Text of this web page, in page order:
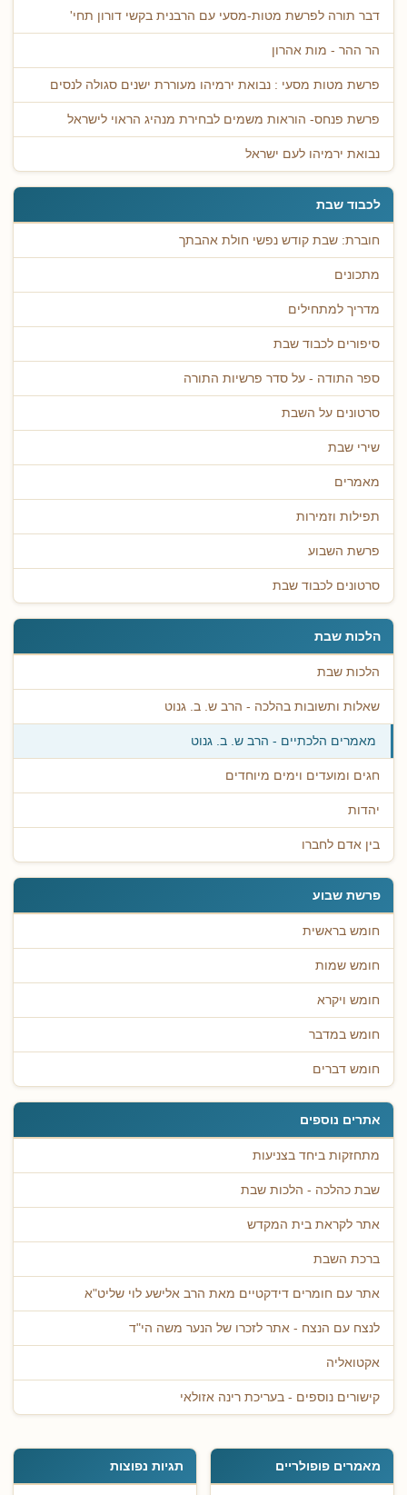
דבר תורה לפרשת מטות-מסעי עם הרבנית בקשי דורון תחי'
הר ההר - מות אהרון
פרשת מטות מסעי : נבואת ירמיהו מעוררת ישנים סגולה לנסים
פרשת פנחס- הוראות משמים לבחירת מנהיג הראוי לישראל
נבואת ירמיהו לעם ישראל
לכבוד שבת
חוברת: שבת קודש נפשי חולת אהבתך
מתכונים
מדריך למתחילים
סיפורים לכבוד שבת
ספר התודה - על סדר פרשיות התורה
סרטונים על השבת
שירי שבת
מאמרים
תפילות וזמירות
פרשת השבוע
סרטונים לכבוד שבת
הלכות שבת
הלכות שבת
שאלות ותשובות בהלכה - הרב ש. ב. גנוט
מאמרים הלכתיים - הרב ש. ב. גנוט
חגים ומועדים וימים מיוחדים
יהדות
בין אדם לחברו
פרשת שבוע
חומש בראשית
חומש שמות
חומש ויקרא
חומש במדבר
חומש דברים
אתרים נוספים
מתחזקות ביחד בצניעות
שבת כהלכה - הלכות שבת
אתר לקראת בית המקדש
ברכת השבת
אתר עם חומרים דידקטיים מאת הרב אלישע לוי שליט"א
לנצח עם הנצח - אתר לזכרו של הנער משה הי"ד
אקטואליה
קישורים נוספים - בעריכת רינה אזולאי
מאמרים פופולריים תגיות נפוצות